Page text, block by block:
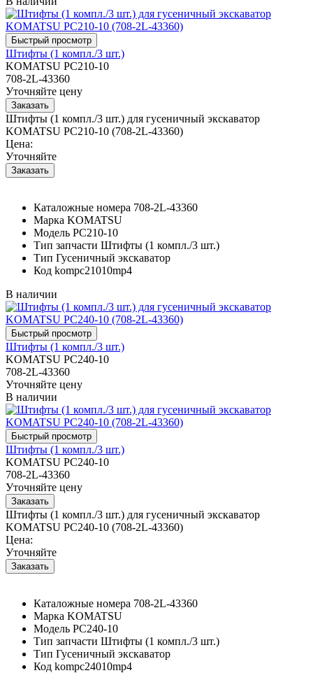
Штифты (1 компл./3 шт.)
KOMATSU PC210-10
708-2L-43360
Уточняйте цену
Штифты (1 компл./3 шт.) для гусеничный экскаватор
KOMATSU PC210-10 (708-2L-43360)
Цена:
Уточняйте
Каталожные номера 708-2L-43360
Марка KOMATSU
Модель PC210-10
Тип запчасти Штифты (1 компл./3 шт.)
Тип Гусеничный экскаватор
Код kompc21010mp4
В наличии
Штифты (1 компл./3 шт.)
KOMATSU PC240-10
708-2L-43360
Уточняйте цену
В наличии
Штифты (1 компл./3 шт.)
KOMATSU PC240-10
708-2L-43360
Уточняйте цену
Штифты (1 компл./3 шт.) для гусеничный экскаватор
KOMATSU PC240-10 (708-2L-43360)
Цена:
Уточняйте
Каталожные номера 708-2L-43360
Марка KOMATSU
Модель PC240-10
Тип запчасти Штифты (1 компл./3 шт.)
Тип Гусеничный экскаватор
Код kompc24010mp4